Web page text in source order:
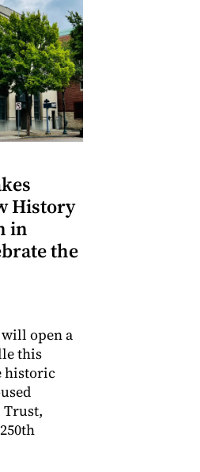
History
in
the
open a
this
historic
Trust,